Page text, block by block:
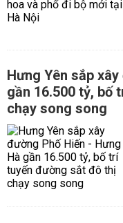
Hưng Yên sắp
gần 16.500 tỷ, bố
chạy song song